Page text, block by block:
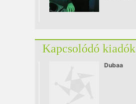
Kapcsolódó kiadók
Dubaa